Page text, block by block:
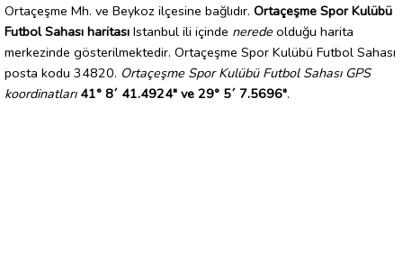
Ortaçeşme Mh. ve Beykoz ilçesine bağlıdır. Ortaçeşme Spor Kulübü
Futbol Sahası haritası Istanbul ili içinde nerede olduğu harita
merkezinde gösterilmektedir. Ortaçeşme Spor Kulübü Futbol Sahası
posta kodu 34820. Ortaçeşme Spor Kulübü Futbol Sahası GPS
koordinatları 41° 8´ 41.4924" ve 29° 5´ 7.5696".